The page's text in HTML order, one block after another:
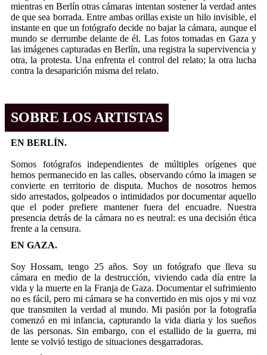
mientras en Berlín otras cámaras intentan sostener la verdad antes
de que sea borrada. Entre ambas orillas existe un hilo invisible, el
instante en que un fotógrafo decide no bajar la cámara, aunque el
mundo se derrumbe delante de él. Las fotos tomadas en Gaza y
las imágenes capturadas en Berlín, una registra la supervivencia y
otra, la protesta. Una enfrenta el control del relato; la otra lucha
contra la desaparición misma del relato.
SOBRE LOS ARTISTAS
EN BERLÍN.
Somos fotógrafos independientes de múltiples orígenes que
hemos permanecido en las calles, observando cómo la imagen se
convierte en territorio de disputa. Muchos de nosotros hemos
sido arrestados, golpeados o intimidados por documentar aquello
que el poder prefiere mantener fuera del encuadre. Nuestra
presencia detrás de la cámara no es neutral: es una decisión ética
frente a la censura.
EN GAZA.
Soy Hossam, tengo 25 años. Soy un fotógrafo que lleva su
cámara en medio de la destrucción, viviendo cada día entre la
vida y la muerte en la Franja de Gaza. Documentar el sufrimiento
no es fácil, pero mi cámara se ha convertido en mis ojos y mi voz
que transmiten la verdad al mundo. Mi pasión por la fotografía
comenzó en mi infancia, capturando la vida diaria y los sueños
de las personas. Sin embargo, con el estallido de la guerra, mi
lente se volvió testigo de situaciones desgarradoras.